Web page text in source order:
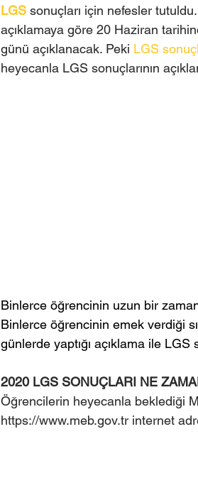
LGS sonuçları için nefesler
açıklamaya göre 20 Haziran
günü açıklanacak. Peki LGS
heyecanla LGS sonuçlarının
Binlerce öğrencinin uzun bir
Binlerce öğrencinin emek verdiği
günlerde yaptığı açıklama ile
2020 LGS SONUÇLARI NE
Öğrencilerin heyecanla beklediği
https://www.meb.gov.tr internet